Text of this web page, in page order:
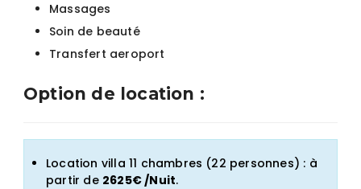
Massages
Soin de beauté
Transfert aeroport
Option de location :
Location villa 11 chambres (22 personnes) : à
partir de 2625€ /Nuit.